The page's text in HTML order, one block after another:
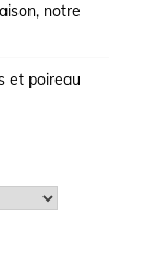
notre
et poireau